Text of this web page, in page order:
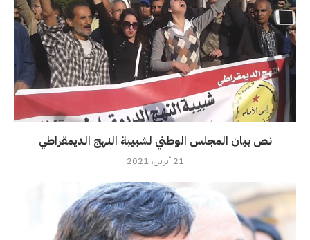
نص بيان المجلس الوطني لشبيبة النهج الديمقراطي
21 أبريل، 2021